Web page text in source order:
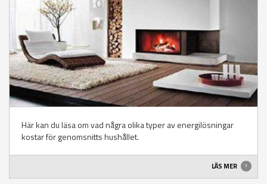
Här kan du läsa om vad några olika typer av energilösningar
kostar för genomsnitts hushållet.
LÄS MER